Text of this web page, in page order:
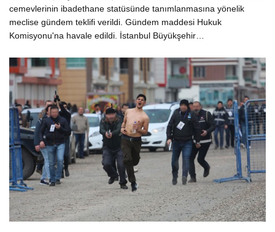
cemevlerinin ibadethane statüsünde tanımlanmasına yönelik
meclise gündem teklifi verildi. Gündem maddesi Hukuk
Komisyonu'na havale edildi. İstanbul Büyükşehir…